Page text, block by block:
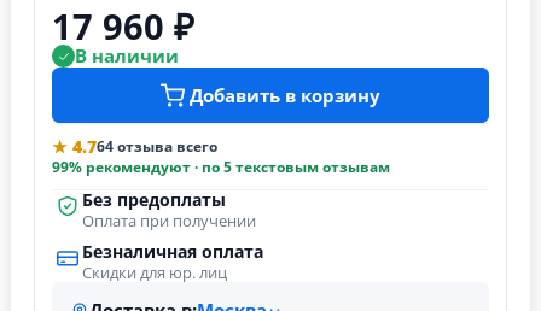
17 960 ₽
В наличии
Добавить в корзину
★ 4.764 отзыва всего
99% рекомендуют · по 5 текстовым отзывам
Без предоплаты
Оплата при получении
Безналичная оплата
Скидки для юр. лиц